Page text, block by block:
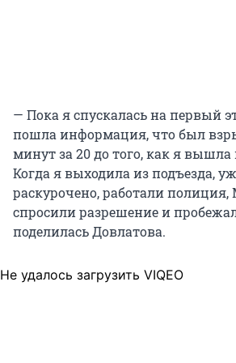
— Пока я спускалась на первый
пошла информация, что был
минут за 20 до того, как я
Когда я выходила из подъезда,
раскурочено, работали
спросили разрешение и
поделилась Довлатова.
Не удалось загрузить VIQEO